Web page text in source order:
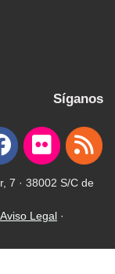
Síganos
7 · 38002 S/C de
Aviso Legal ·